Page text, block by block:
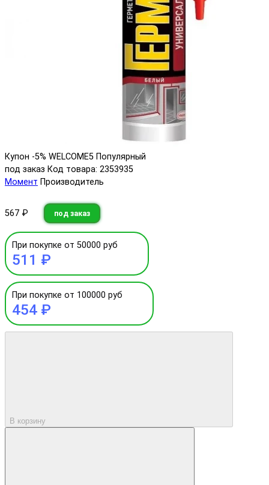
Купон -5% WELCOME5 Популярный
под заказ Код товара: 2353935
Момент Производитель
567 ₽ под заказ
При покупке от 50000 руб
511 ₽
При покупке от 100000 руб
454 ₽
В корзину